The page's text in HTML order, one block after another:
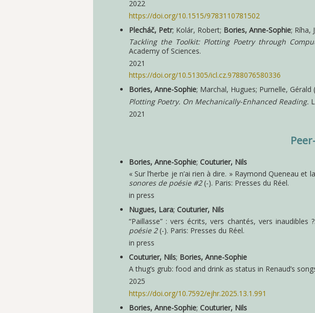
2022
https://doi.org/10.1515/9783110781502
Plecháč, Petr; Kolár, Robert; Bories, Anne-Sophie; Ríha,
Tackling the Toolkit: Plotting Poetry through
Academy of Sciences.
2021
https://doi.org/10.51305/icl.cz.9788076580336
Bories, Anne-Sophie; Marchal, Hugues; Purnelle, Gérald
Plotting Poetry. On Mechanically-Enhanced Reading.
2021
Bories, Anne-Sophie; Couturier, Nils
« Sur l’herbe je n’ai rien à dire. » Raymond Queneau
sonores de poésie #2(-). Paris: Presses du Réel.
in press
Nugues, Lara; Couturier, Nils
“Paillasse” : vers écrits, vers chantés, vers
poésie 2(-). Paris: Presses du Réel.
in press
Couturier, Nils; Bories, Anne-Sophie
A thug’s grub: food and drink as status in Renaud’s
2025
https://doi.org/10.7592/ejhr.2025.13.1.991
Bories, Anne-Sophie; Couturier, Nils